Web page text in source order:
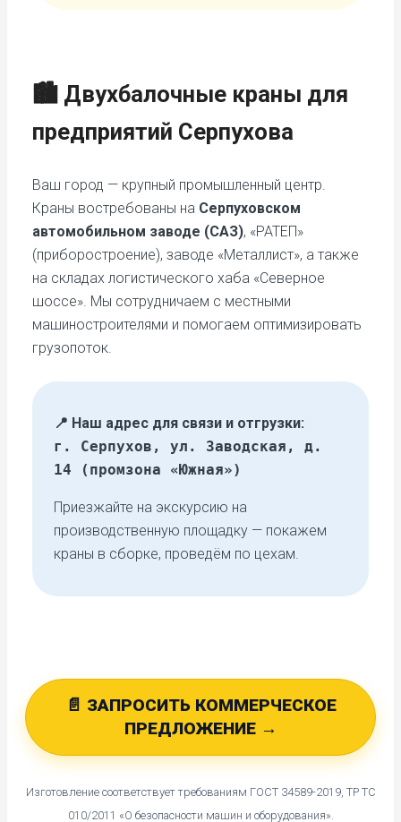
🏙️ Двухбалочные краны для
предприятий Серпухова
Ваш город — крупный промышленный центр.
Краны востребованы на Серпуховском
автомобильном заводе (САЗ), «РАТЕП»
(приборостроение), заводе «Металлист», а также
на складах логистического хаба «Северное
шоссе». Мы сотрудничаем с местными
машиностроителями и помогаем оптимизировать
грузопоток.
📍 Наш адрес для связи и отгрузки:
г. Серпухов, ул. Заводская, д.
14 (промзона «Южная»)
Приезжайте на экскурсию на
производственную площадку — покажем
краны в сборке, проведём по цехам.
📄 ЗАПРОСИТЬ КОММЕРЧЕСКОЕ
ПРЕДЛОЖЕНИЕ →
Изготовление соответствует требованиям ГОСТ 34589-2019, ТР ТС
010/2011 «О безопасности машин и оборудования».